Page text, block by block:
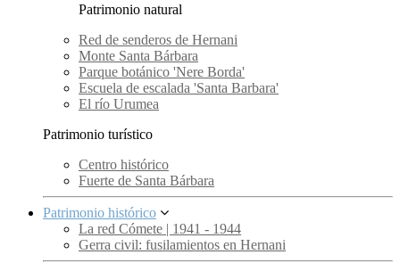
Patrimonio natural
Red de senderos de Hernani
Monte Santa Bárbara
Parque botánico 'Nere Borda'
Escuela de escalada 'Santa Barbara'
El río Urumea
Patrimonio turístico
Centro histórico
Fuerte de Santa Bárbara
Patrimonio histórico
La red Cómete | 1941 - 1944
Gerra civil: fusilamientos en Hernani